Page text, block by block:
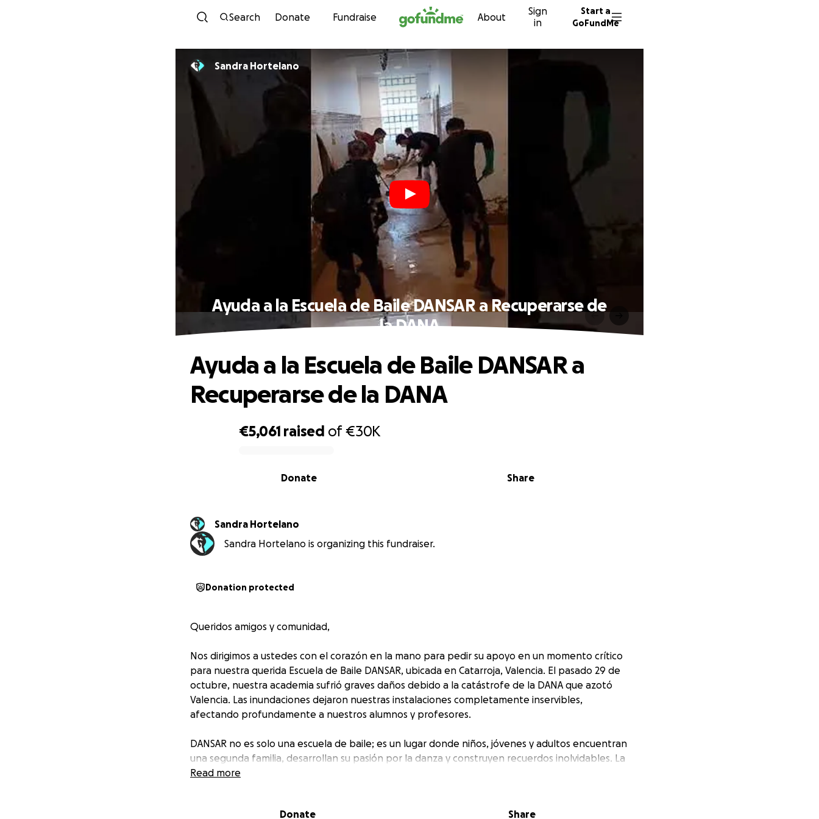
Skip to content
Search Donate Fundraise About
Sign
in
Start a
GoFundMe
Sandra Hortelano
Ayuda a la Escuela de Baile DANSAR a Recuperarse de
la DANA
€5,061 raised of€30K
Share
Donate
Ayuda a la Escuela de Baile DANSAR a
Recuperarse de la DANA
Sandra Hortelano
Sandra Hortelano is organizing this fundraiser.
Donation protected
Queridos amigos y comunidad,
Nos dirigimos a ustedes con el corazón en la mano para pedir su apoyo en un momento crítico
para nuestra querida Escuela de Baile DANSAR, ubicada en Catarroja, Valencia. El pasado 29 de
octubre, nuestra academia sufrió graves daños debido a la catástrofe de la DANA que azotó
Valencia. Las inundaciones dejaron nuestras instalaciones completamente inservibles,
afectando profundamente a nuestros alumnos y profesores.
DANSAR no es solo una escuela de baile; es un lugar donde niños, jóvenes y adultos encuentran
una segunda familia, desarrollan su pasión por la danza y construyen recuerdos inolvidables. La
devastación causada por la DANA ha interrumpido este hermoso viaje, pero con su ayuda,
Estamos lanzando esta campaña de recaudación de fondos para reunir los recursos necesarios
Read more
Donate Share